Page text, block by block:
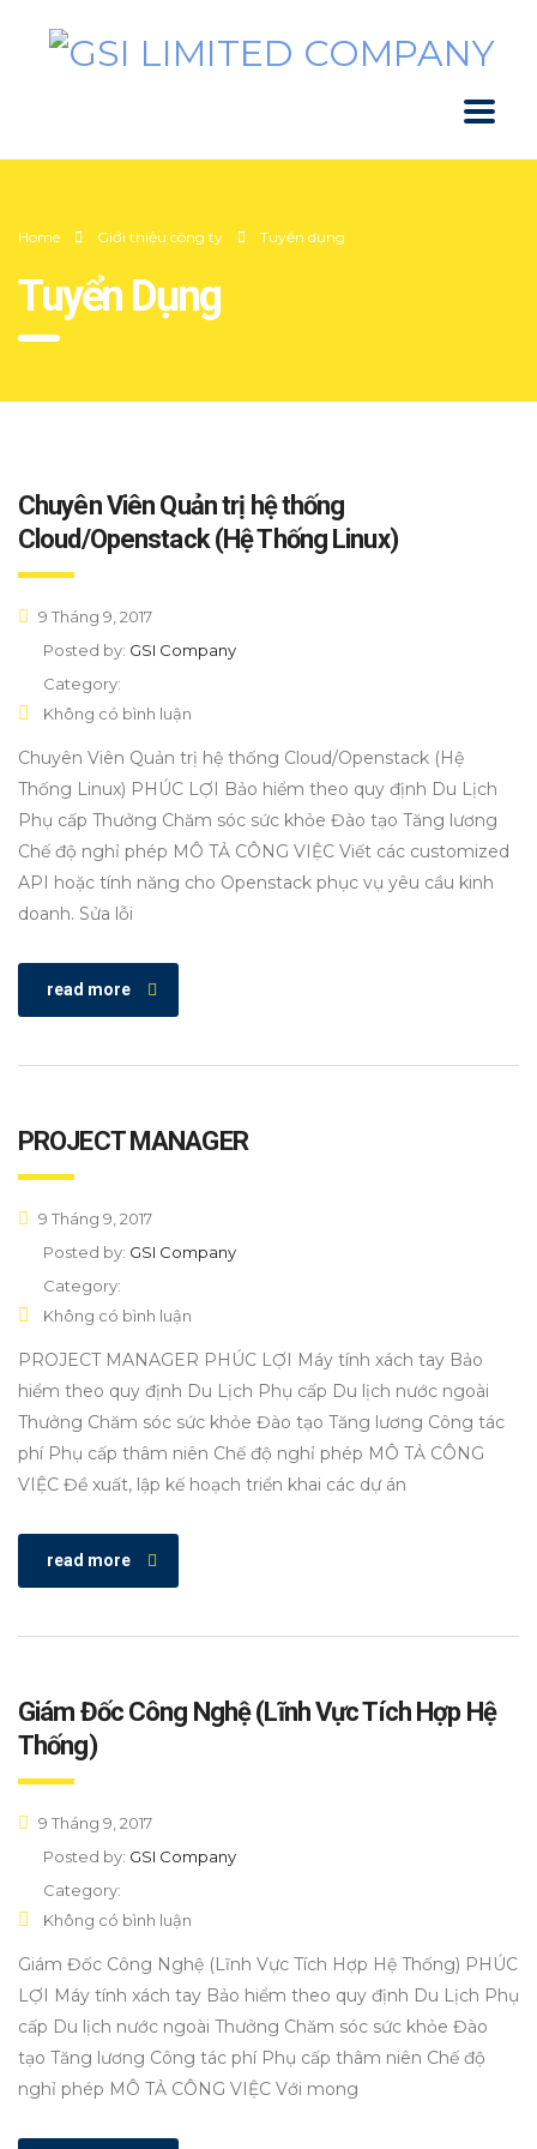
Home Giới thiệu công ty Tuyển dụng
Tuyển Dụng
Chuyên Viên Quản trị hệ thống
Cloud/Openstack (Hệ Thống Linux)
9 Tháng 9, 2017
Posted by: GSI Company
Category:
Không có bình luận
Chuyên Viên Quản trị hệ thống Cloud/Openstack (Hệ
Thống Linux) PHÚC LỢI Bảo hiểm theo quy định Du Lịch
Phụ cấp Thưởng Chăm sóc sức khỏe Đào tạo Tăng lương
Chế độ nghỉ phép MÔ TẢ CÔNG VIỆC Viết các customized
API hoặc tính năng cho Openstack phục vụ yêu cầu kinh
doanh. Sửa lỗi
read more
PROJECT MANAGER
9 Tháng 9, 2017
Posted by: GSI Company
Category:
Không có bình luận
PROJECT MANAGER PHÚC LỢI Máy tính xách tay Bảo
hiểm theo quy định Du Lịch Phụ cấp Du lịch nước ngoài
Thưởng Chăm sóc sức khỏe Đào tạo Tăng lương Công tác
phí Phụ cấp thâm niên Chế độ nghỉ phép MÔ TẢ CÔNG
VIỆC Đề xuất, lập kế hoạch triển khai các dự án
read more
Giám Đốc Công Nghệ (Lĩnh Vực Tích Hợp Hệ
Thống)
9 Tháng 9, 2017
Posted by: GSI Company
Category:
Không có bình luận
Giám Đốc Công Nghệ (Lĩnh Vực Tích Hợp Hệ Thống) PHÚC
LỢI Máy tính xách tay Bảo hiểm theo quy định Du Lịch Phụ
cấp Du lịch nước ngoài Thưởng Chăm sóc sức khỏe Đào
tạo Tăng lương Công tác phí Phụ cấp thâm niên Chế độ
nghỉ phép MÔ TẢ CÔNG VIỆC Với mong